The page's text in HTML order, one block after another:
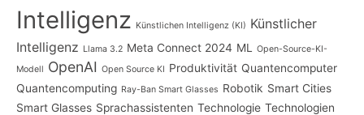
Intelligenz Künstlichen Intelligenz (KI) Künstlicher
Intelligenz Llama 3.2 Meta Connect 2024 ML
Open-Source-KI-
Modell OpenAI Open Source KI Produktivität Quantencomputer
Quantencomputing Ray-Ban Smart Glasses Robotik Smart Cities
Smart Glasses Sprachassistenten Technologie Technologien